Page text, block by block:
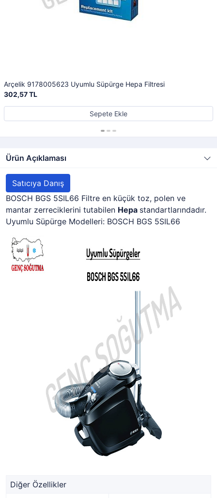
Arçelik 9178005623 Uyumlu Süpürge Hepa Filtresi
302,57 TL
Sepete Ekle
Ürün Açıklaması
Satıcıya Danış
BOSCH BGS 5SIL66 Filtre en küçük toz, polen ve
mantar zerreciklerini tutabilen Hepa standartlarındadır.
Uyumlu Süpürge Modelleri: BOSCH BGS 5SIL66
Diğer Özellikler